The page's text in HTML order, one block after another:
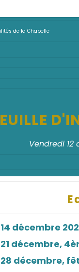
de la Chapelle
Vendredi 12
décembre
décembre,
décembre,